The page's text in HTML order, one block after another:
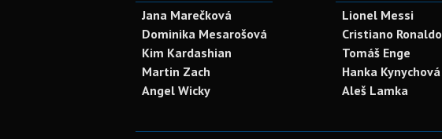
Jana Marečková
Dominika Mesarošová
Kim Kardashian
Martin Zach
Angel Wicky
Lionel Messi
Cristiano Ronaldo
Tomáš Enge
Hanka Kynychová
Aleš Lamka